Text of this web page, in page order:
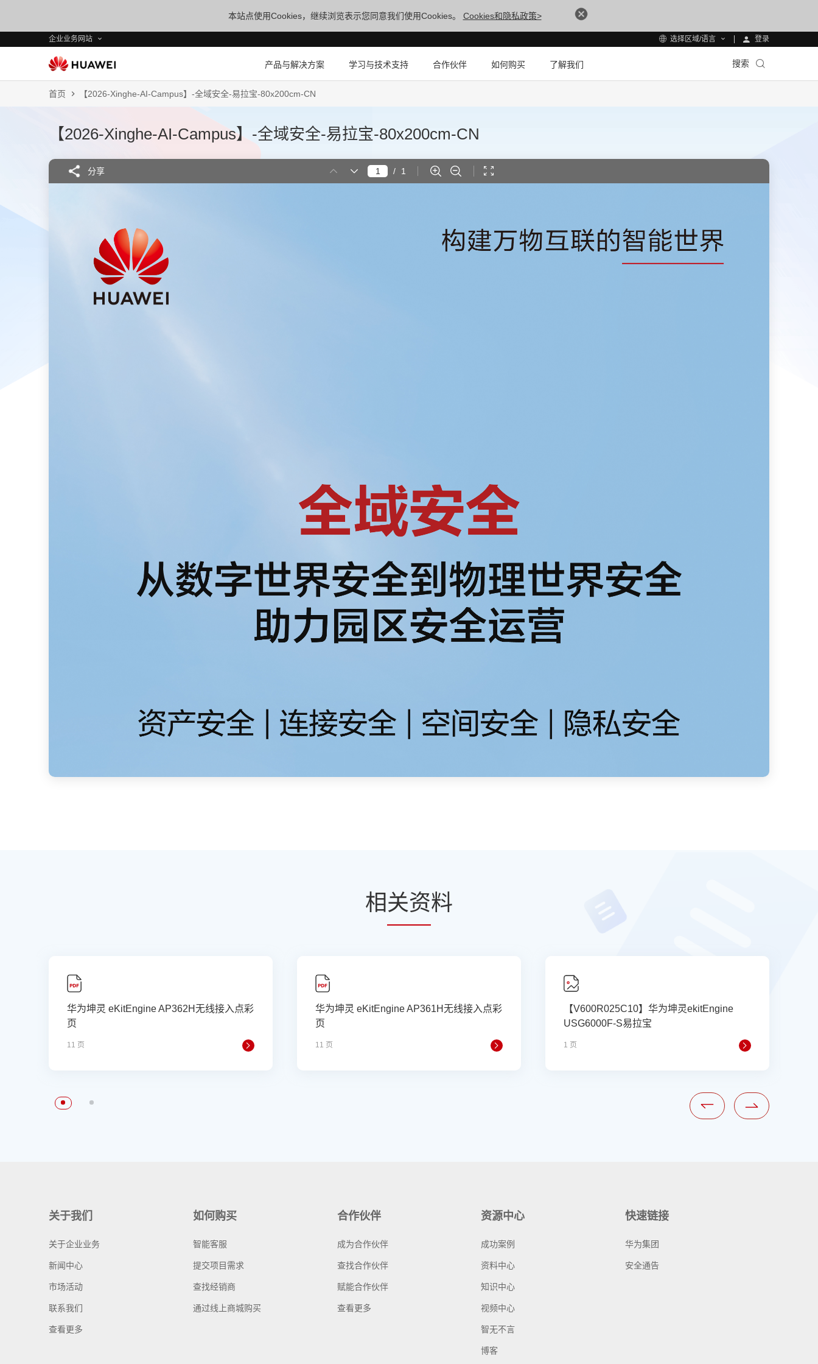
本站点使用Cookies，继续浏览表示您同意我们使用Cookies。 Cookies和隐私政策>
企业业务网站 选择区域/语言 登录
产品与解决方案 学习与技术支持 合作伙伴 如何购买 了解我们 搜索
首页 【2026-Xinghe-AI-Campus】-全域安全-易拉宝-80x200cm-CN
【2026-Xinghe-AI-Campus】-全域安全-易拉宝-80x200cm-CN
分享 / 1
相关资料
华为坤灵 eKitEngine AP362H无线接入点彩
页
11 页
华为坤灵 eKitEngine AP361H无线接入点彩
页
11 页
【V600R025C10】华为坤灵ekitEngine
USG6000F-S易拉宝
1 页
关于我们
关于企业业务
新闻中心
市场活动
联系我们
查看更多
如何购买
智能客服
提交项目需求
查找经销商
通过线上商城购买
合作伙伴
成为合作伙伴
查找合作伙伴
赋能合作伙伴
查看更多
资源中心
成功案例
资料中心
知识中心
视频中心
智无不言
博客
快速链接
华为集团
安全通告